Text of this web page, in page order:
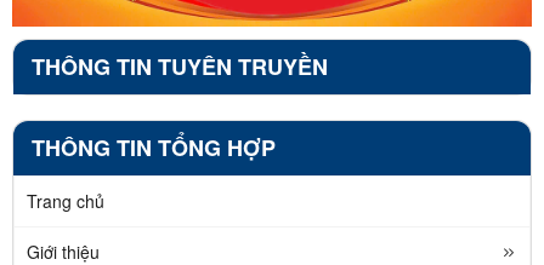
THÔNG TIN TUYÊN TRUYỀN
THÔNG TIN TỔNG HỢP
Trang chủ
Giới thiệu